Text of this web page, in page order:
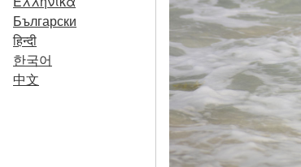
Български
हिन्दी
한국어
中文